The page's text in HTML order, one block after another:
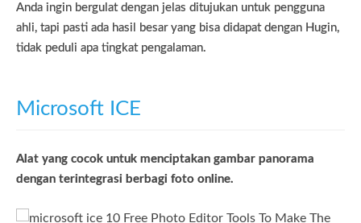
Anda ingin bergulat dengan jelas ditujukan untuk pengguna
ahli, tapi pasti ada hasil besar yang bisa didapat dengan Hugin,
tidak peduli apa tingkat pengalaman.
Microsoft ICE
Alat yang cocok untuk menciptakan gambar panorama
dengan terintegrasi berbagi foto online.